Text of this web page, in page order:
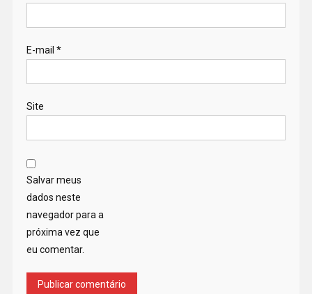
E-mail *
Site
Salvar meus
dados neste
navegador para a
próxima vez que
eu comentar.